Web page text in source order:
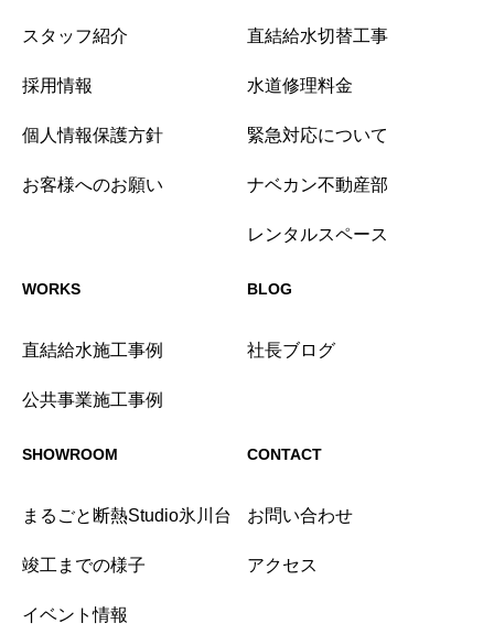
スタッフ紹介
採用情報
個人情報保護方針
お客様へのお願い
直結給水切替工事
水道修理料金
緊急対応について
ナベカン不動産部
レンタルスペース
WORKS
直結給水施工事例
公共事業施工事例
BLOG
社長ブログ
SHOWROOM
まるごと断熱Studio氷川台
竣工までの様子
イベント情報
CONTACT
お問い合わせ
アクセス